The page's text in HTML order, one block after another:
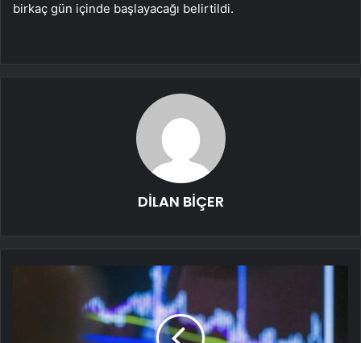
birkaç gün içinde başlayacağı belirtildi.
DİLAN BİÇER